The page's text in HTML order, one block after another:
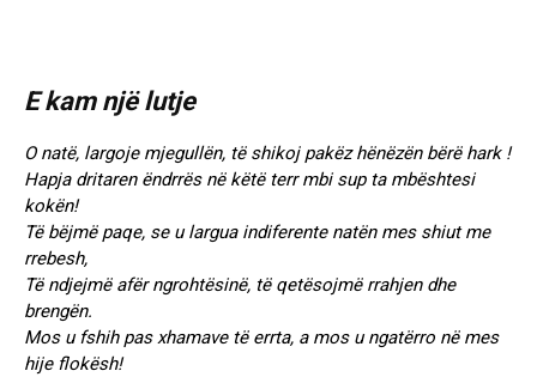
E kam një lutje
O natë, largoje mjegullën, të shikoj pakëz hënëzën bërë hark !
Hapja dritaren ëndrrës në këtë terr mbi sup ta mbështesi
kokën!
Të bëjmë paqe, se u largua indiferente natën mes shiut me
rrebesh,
Të ndjejmë afër ngrohtësinë, të qetësojmë rrahjen dhe
brengën.
Mos u fshih pas xhamave të errta, a mos u ngatërro në mes
hije flokësh!